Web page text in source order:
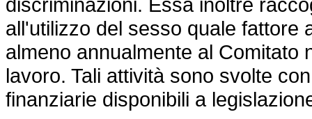
all'utilizzo del sesso quale fattore
almeno annualmente al Comitato
lavoro. Tali attività sono svolte
finanziarie disponibili a